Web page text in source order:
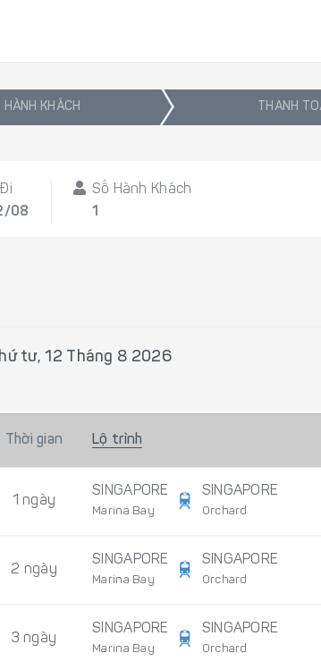
HÀNH KHÁCH THANH
08
Số Hành Khách
1
tư, 12 Tháng 8 2026
Thời gian Lộ trình
1 ngày
SINGAPORE
Marina Bay
SINGAPORE
Orchard
2 ngày
SINGAPORE
Marina Bay
SINGAPORE
Orchard
3 ngày
SINGAPORE
Marina Bay
SINGAPORE
Orchard